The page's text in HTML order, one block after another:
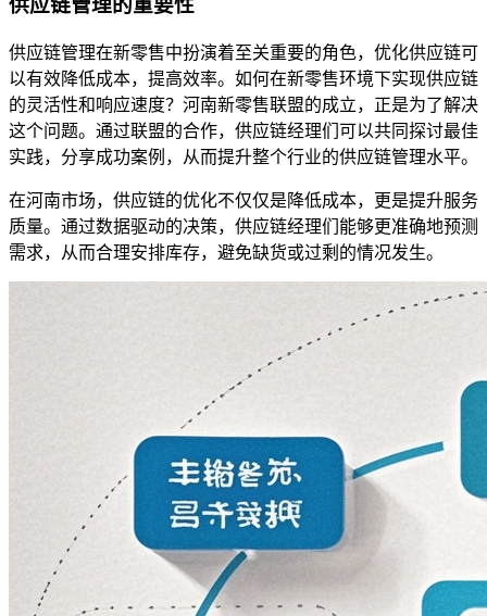
供应链管理的重要性
供应链管理在新零售中扮演着至关重要的角色，优化供应链可
以有效降低成本，提高效率。如何在新零售环境下实现供应链
的灵活性和响应速度？河南新零售联盟的成立，正是为了解决
这个问题。通过联盟的合作，供应链经理们可以共同探讨最佳
实践，分享成功案例，从而提升整个行业的供应链管理水平。
在河南市场，供应链的优化不仅仅是降低成本，更是提升服务
质量。通过数据驱动的决策，供应链经理们能够更准确地预测
需求，从而合理安排库存，避免缺货或过剩的情况发生。